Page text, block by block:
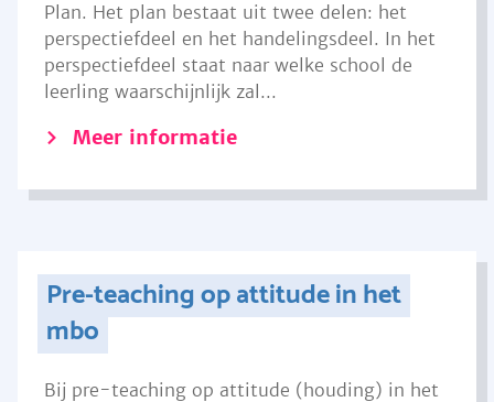
Plan. Het plan bestaat uit twee delen: het
perspectiefdeel en het handelingsdeel. In het
perspectiefdeel staat naar welke school de
leerling waarschijnlijk zal...
Meer informatie
Pre-teaching op attitude in het
mbo
Bij pre-teaching op attitude (houding) in het